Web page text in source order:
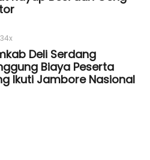
Deli Serdang
Biaya Peserta
Ikuti Jambore Nasional